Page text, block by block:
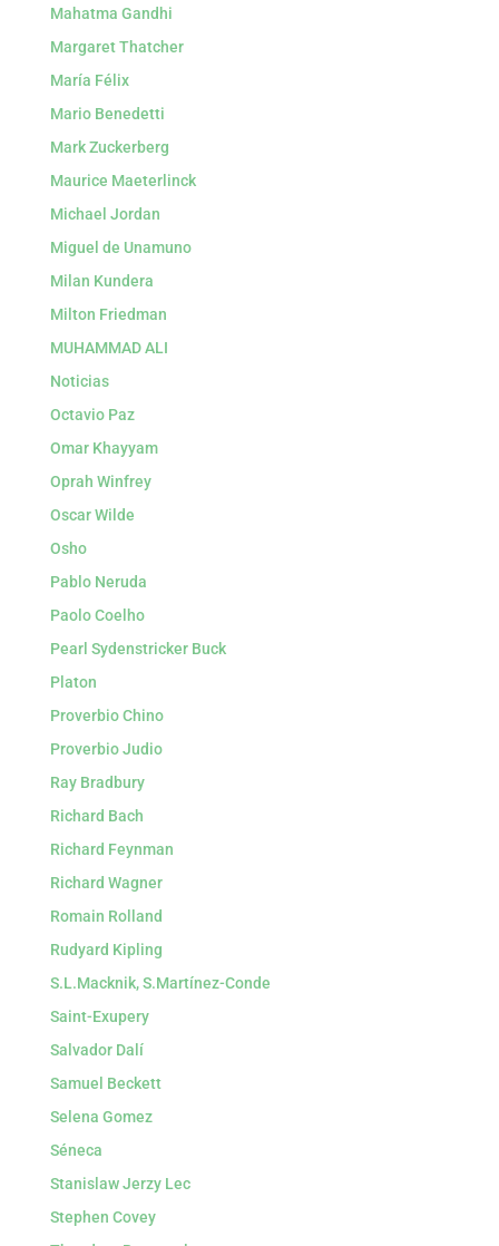
Mahatma Gandhi
Margaret Thatcher
María Félix
Mario Benedetti
Mark Zuckerberg
Maurice Maeterlinck
Michael Jordan
Miguel de Unamuno
Milan Kundera
Milton Friedman
MUHAMMAD ALI
Noticias
Octavio Paz
Omar Khayyam
Oprah Winfrey
Oscar Wilde
Osho
Pablo Neruda
Paolo Coelho
Pearl Sydenstricker Buck
Platon
Proverbio Chino
Proverbio Judio
Ray Bradbury
Richard Bach
Richard Feynman
Richard Wagner
Romain Rolland
Rudyard Kipling
S.L.Macknik, S.Martínez-Conde
Saint-Exupery
Salvador Dalí
Samuel Beckett
Selena Gomez
Séneca
Stanislaw Jerzy Lec
Stephen Covey